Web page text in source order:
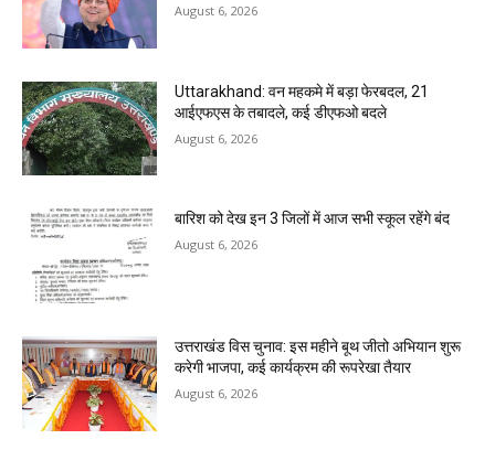
August 6, 2026
Uttarakhand: वन महकमे में बड़ा फेरबदल, 21
आईएफएस के तबादले, कई डीएफओ बदले
August 6, 2026
बारिश को देख इन 3 जिलों में आज सभी स्कूल रहेंगे बंद
August 6, 2026
उत्तराखंड विस चुनाव: इस महीने बूथ जीतो अभियान शुरू
करेगी भाजपा, कई कार्यक्रम की रूपरेखा तैयार
August 6, 2026